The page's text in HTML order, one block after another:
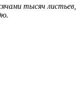
тысяч листьев,